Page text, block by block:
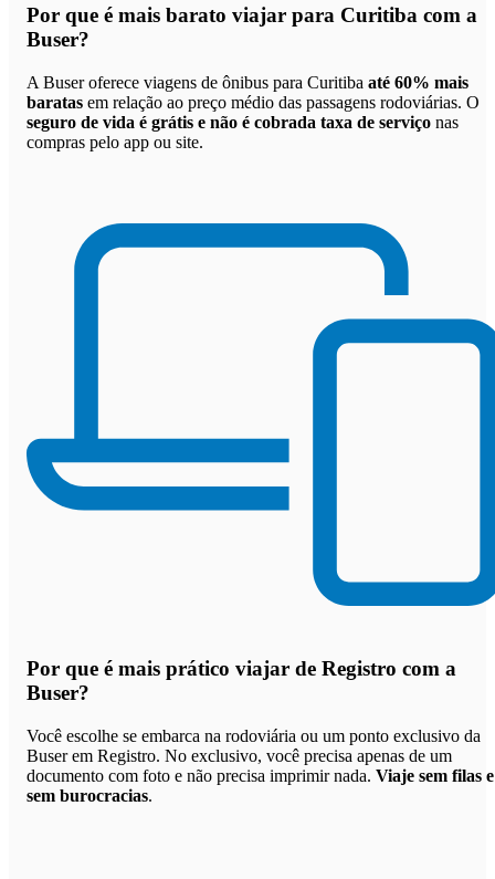
Por que é mais barato viajar para Curitiba com a
Buser?
A Buser oferece viagens de ônibus para Curitiba até 60% mais
baratas em relação ao preço médio das passagens rodoviárias. O
seguro de vida é grátis e não é cobrada taxa de serviço nas
compras pelo app ou site.
Por que é mais prático viajar de Registro com a
Buser?
Você escolhe se embarca na rodoviária ou um ponto exclusivo da
Buser em Registro. No exclusivo, você precisa apenas de um
documento com foto e não precisa imprimir nada. Viaje sem filas e
sem burocracias.